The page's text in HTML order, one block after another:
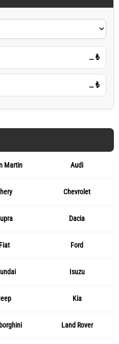
… ₺
… ₺
Martin Audi
Chevrolet
Dacia
Fiat Ford
Isuzu
Kia
Land Rover